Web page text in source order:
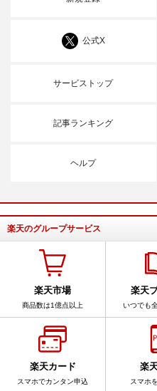
公式X
サービストップ
記事ランキング
ヘルプ
楽天のグループサービス
楽天市場
商品数は1億点以上
楽天
いつでも
楽天カード
スマホでカンタン申込
楽
スマホ